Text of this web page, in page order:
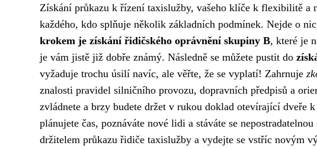
Získání průkazu k řízení taxislužby, vašeho klíče k flexibilitě a
každého, kdo splňuje několik základních podmínek. Nejde o
krokem je získání řidičského oprávnění skupiny B, které je
je vám jistě již dobře známý. Následně se můžete pustit do
vyžaduje trochu úsilí navíc, ale věřte, že se vyplatí! Zahrnuje
znalosti pravidel silničního provozu, dopravních předpisů a
zvládnete a brzy budete držet v rukou doklad otevírající dveře
plánujete čas, poznáváte nové lidi a stáváte se
držitelem průkazu řidiče taxislužby a vydejte se vstříc novým